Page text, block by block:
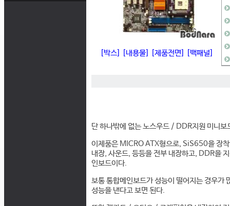
[박스] [내용물] [제품전면] [백패널]
단 하나밖에 없는 노스우드 / DDR지원 미니
이제품은 MICRO ATX형으로, SiS650을 장
내장, 사운드, 등등을 전부 내장하고, DDR을
인보드이다.
보통 통합메인보드가 성능이 떨어지는 경우
성능을 낸다고 보면 된다.